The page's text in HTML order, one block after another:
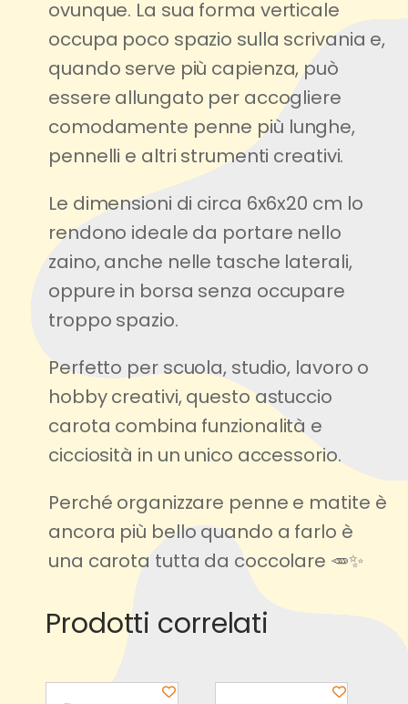
ovunque. La sua forma verticale
occupa poco spazio sulla scrivania e,
quando serve più capienza, può
essere allungato per accogliere
comodamente penne più lunghe,
pennelli e altri strumenti creativi.
Le dimensioni di circa 6x6x20 cm lo
rendono ideale da portare nello
zaino, anche nelle tasche laterali,
oppure in borsa senza occupare
troppo spazio.
Perfetto per scuola, studio, lavoro o
hobby creativi, questo astuccio
carota combina funzionalità e
cicciosità in un unico accessorio.
Perché organizzare penne e matite è
ancora più bello quando a farlo è
una carota tutta da coccolare 🥕✨
Prodotti correlati